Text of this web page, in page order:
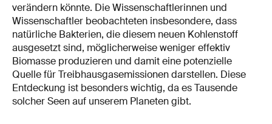
verändern könnte. Die Wissenschaftlerinnen und
Wissenschaftler beobachteten insbesondere, dass
natürliche Bakterien, die diesem neuen Kohlenstoff
ausgesetzt sind, möglicherweise weniger effektiv
Biomasse produzieren und damit eine potenzielle
Quelle für Treibhausgasemissionen darstellen. Diese
Entdeckung ist besonders wichtig, da es Tausende
solcher Seen auf unserem Planeten gibt.